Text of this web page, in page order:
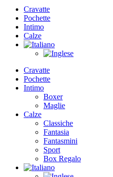
Cravatte
Pochette
Intimo
Calze
Cravatte
Pochette
Intimo
Boxer
Maglie
Calze
Classiche
Fantasia
Fantasmini
Sport
Box Regalo